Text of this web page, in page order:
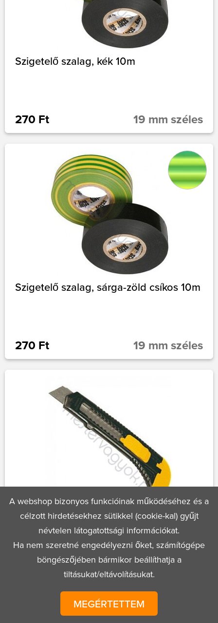
Szigetelő szalag, kék 10m
270 Ft 19 mm széles
Szigetelő szalag, sárga-zöld csíkos 10m
270 Ft 19 mm széles
Kés műanyagház 18mm-es törhető
pengével, univerzális
A webshop bizonyos funkcióinak működéséhez és a
célzott hirdetésekhez sütikkel (cookie-kal) gyűjt
névtelen látogatottsági információkat.
Ha nem szeretné engedélyezni őket, számítógépe
böngészőjében bármikor beállíthatja a
tiltásukat/eltávolításukat.
MEGÉRTETTEM